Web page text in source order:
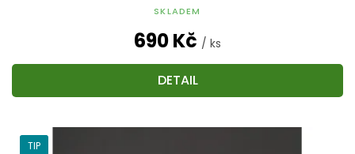
SKLADEM
690 Kč / ks
DETAIL
TIP